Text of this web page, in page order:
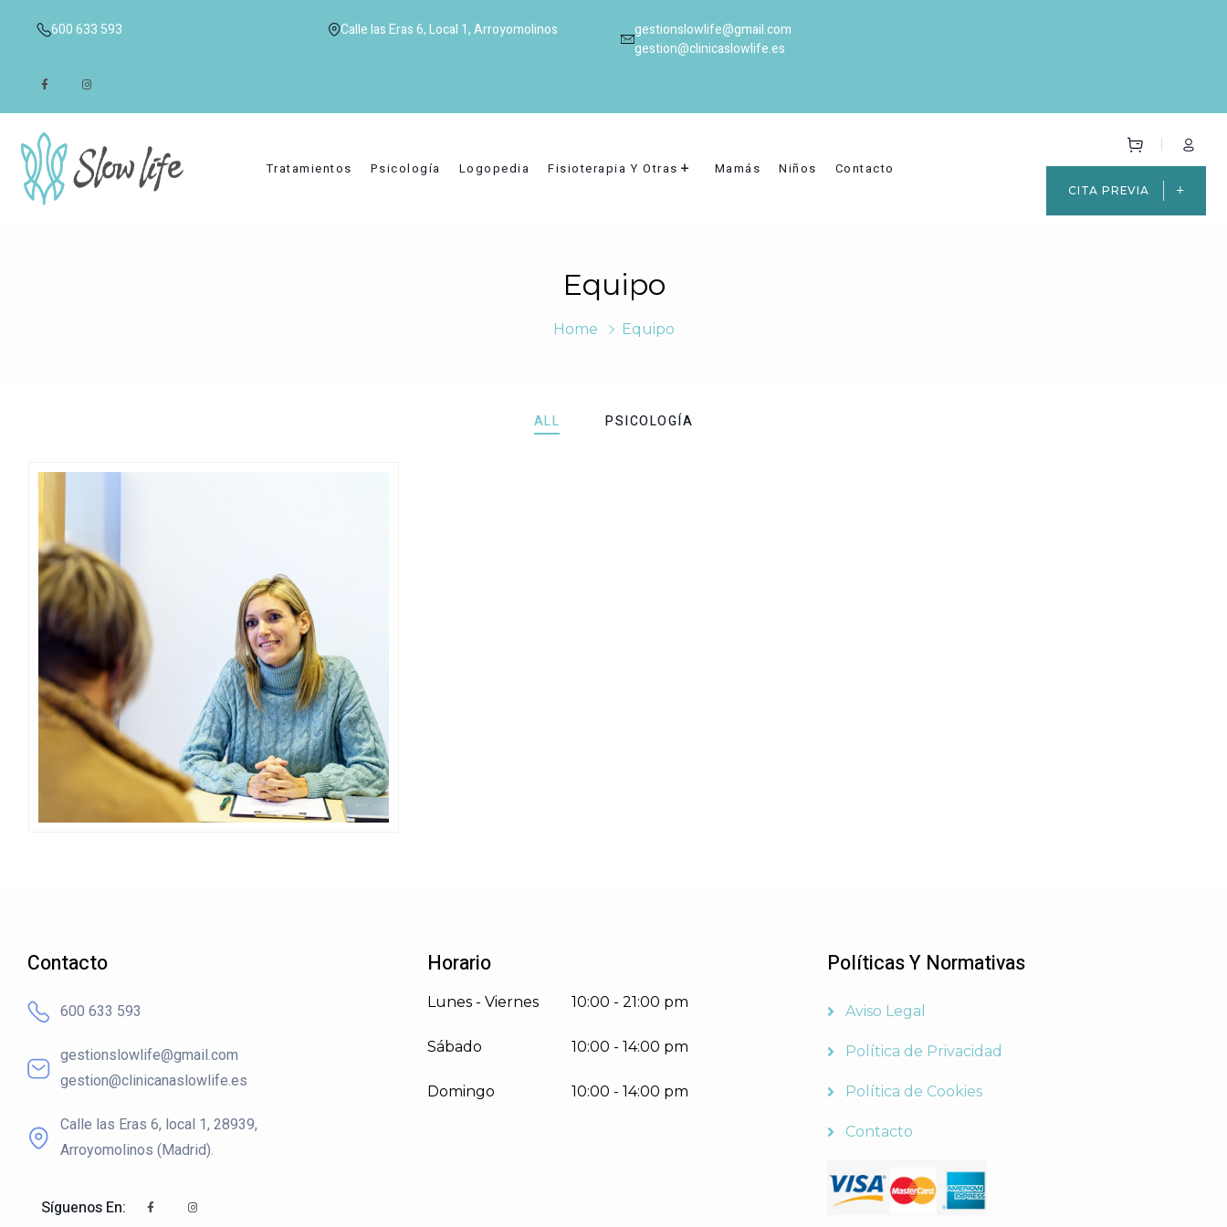
600 633 593 Calle las Eras 6, Local 1, Arroyomolinos
gestionslowlife@gmail.com
gestion@clinicaslowlife.es
Tratamientos Psicología Logopedia Fisioterapia Y Otras Mamás Niños Contacto
CITA PREVIA
Equipo
Home Equipo
ALL PSICOLOGÍA
Guiomar García Escobar
PSICOLOGÍA
Contacto
600 633 593
gestionslowlife@gmail.com
gestion@clinicanaslowlife.es
Calle las Eras 6, local 1, 28939,
Arroyomolinos (Madrid).
Síguenos En:
Horario
Lunes - Viernes 10:00 - 21:00 pm
Sábado 10:00 - 14:00 pm
Domingo 10:00 - 14:00 pm
Políticas Y Normativas
Aviso Legal
Política de Privacidad
Política de Cookies
Contacto